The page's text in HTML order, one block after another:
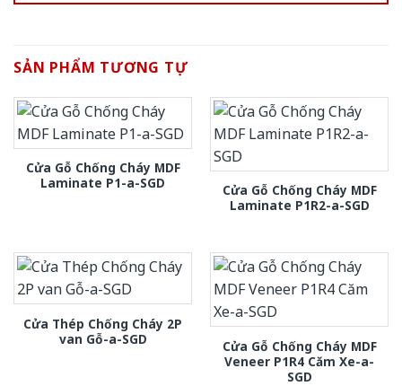
SẢN PHẨM TƯƠNG TỰ
Cửa Gỗ Chống Cháy MDF
Laminate P1-a-SGD
Cửa Gỗ Chống Cháy MDF
Laminate P1R2-a-SGD
Cửa Thép Chống Cháy 2P
van Gỗ-a-SGD
Cửa Gỗ Chống Cháy MDF
Veneer P1R4 Căm Xe-a-
SGD